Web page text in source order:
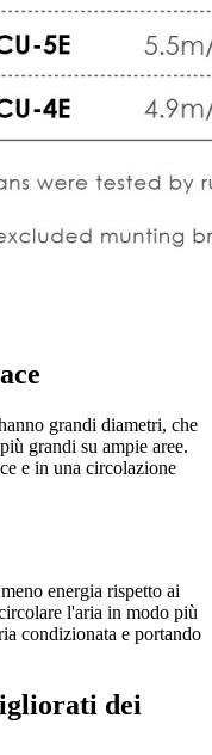
grandi diametri, che
grandi su ampie aree.
e in una circolazione
energia rispetto ai
l'aria in modo più
condizionata e portando
dei